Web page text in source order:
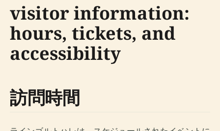
visitor information:
hours, tickets, and
accessibility
訪問時間